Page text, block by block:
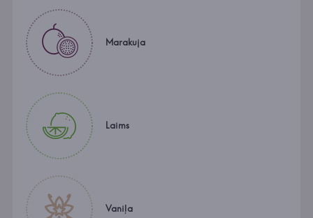
Marakuja
Laims
Vaniļa